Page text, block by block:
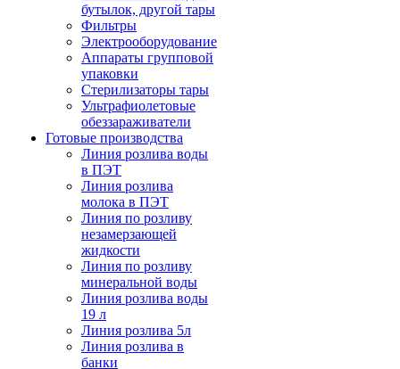
бутылок, другой тары
Фильтры
Электрооборудование
Аппараты групповой
упаковки
Стерилизаторы тары
Ультрафиолетовые
обеззараживатели
Готовые производства
Линия розлива воды
в ПЭТ
Линия розлива
молока в ПЭТ
Линия по розливу
незамерзающей
жидкости
Линия по розливу
минеральной воды
Линия розлива воды
19 л
Линия розлива 5л
Линия розлива в
банки